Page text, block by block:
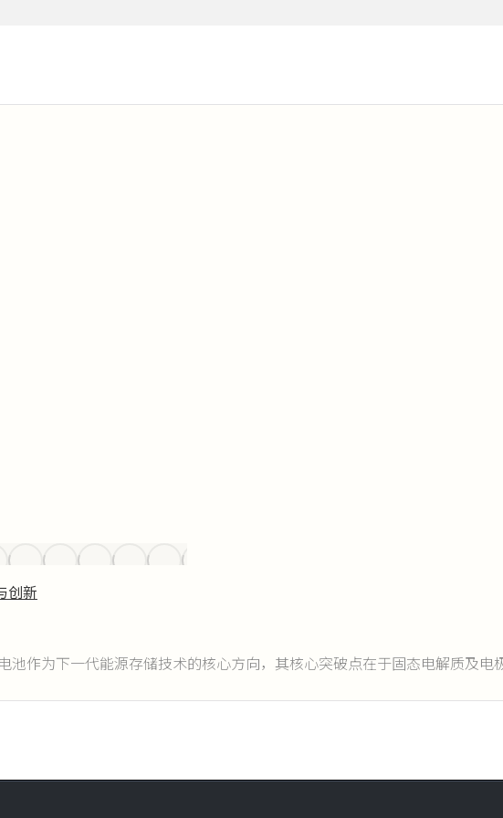
创新
池作为下一代能源存储技术的核心方向，其核心突破点在于固态电解质及